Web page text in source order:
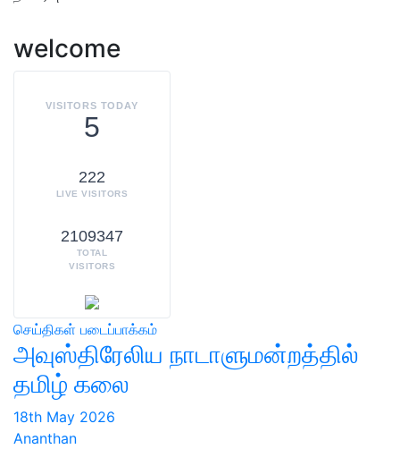
welcome
VISITORS TODAY
5
222
LIVE VISITORS
2109347
TOTAL
VISITORS
செய்திகள் படைப்பாக்கம்
அவுஸ்திரேலிய நாடாளுமன்றத்தில்
தமிழ் கலை
18th May 2026
Ananthan